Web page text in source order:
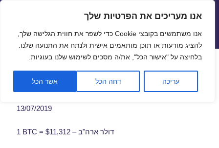
פתח
אנו מעריכים את הפרטיות שלך
אנו משתמשים בקובצי Cookie כדי לשפר את חווית הגלישה שלך,
להציג מודעות או תוכן מותאמים אישית ולנתח את התנועה שלנו.
בלחיצה על "אישור הכל", את/ה מסכים לשימוש שלנו בעוגיות.
עריכה דחה הכל אשר הכל
שערי חליפין יציגים – שער יציג
תפריטים
ווידג'טים
שער ביטקוין לתאריך 13/07/2019
13/07/2019
1 BTC = $11,312 – דולר ארה"ב